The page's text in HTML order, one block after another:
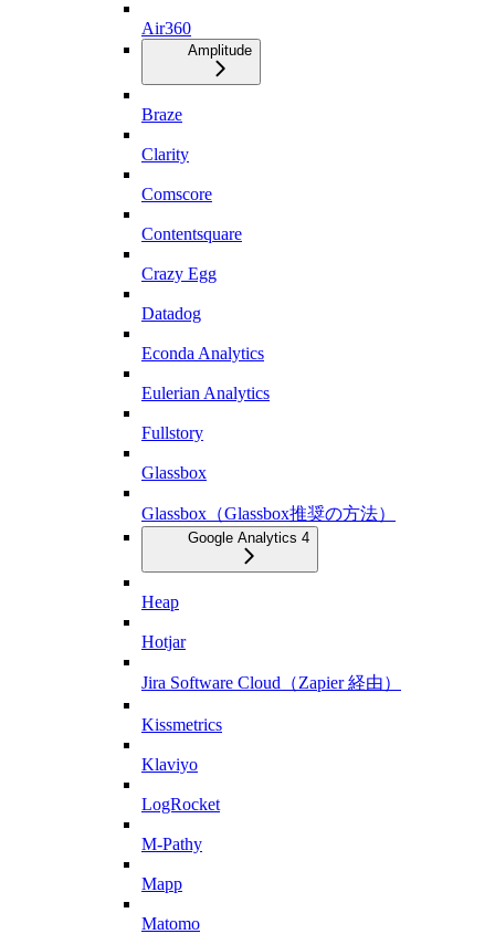
Air360
Amplitude
Braze
Clarity
Comscore
Contentsquare
Crazy Egg
Datadog
Econda Analytics
Eulerian Analytics
Fullstory
Glassbox
Glassbox（Glassbox推奨の方法）
Google Analytics 4
Heap
Hotjar
Jira Software Cloud（Zapier 経由）
Kissmetrics
Klaviyo
LogRocket
M-Pathy
Mapp
Matomo